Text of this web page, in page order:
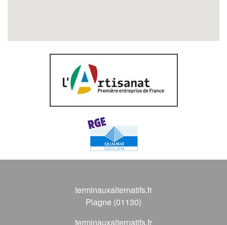
terminauxalternatifs.fr
Plagne (01130)
terminauxalternatifs.fr